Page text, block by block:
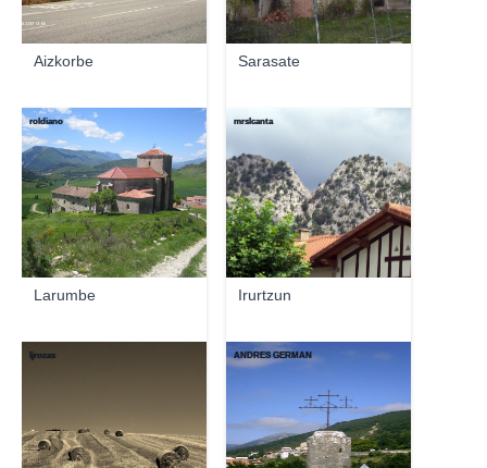
Aizkorbe Sarasate
Larumbe
roldiano
Irurtzun
mrslcanta
ljrozas ANDRES GERMAN